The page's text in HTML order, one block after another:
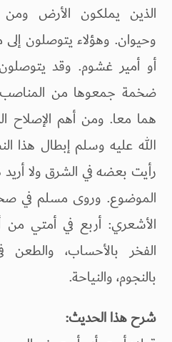
الذين يملكون الأرض
وحيوان. وهؤلاء يتوصلون
أو أمير غشوم. وقد
ضخمة جمعوها من المناصب
هما معا. ومن أهم الإصلاح
الله عليه وسلم إبطال هذا
رأيت بعضه في الشرق ولا
الموضوع. وروى مسلم في
الأشعري: أربع في أمتي من
الفخر بالأحساب، والطعن
بالنجوم، والنياحة.
شرح هذا الحديث: